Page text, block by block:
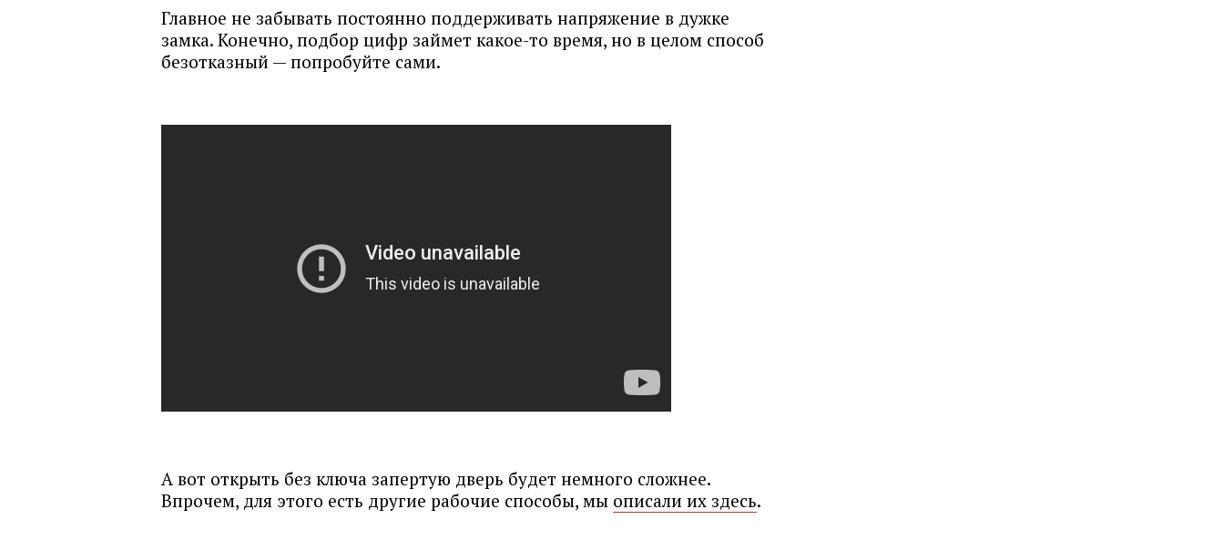
Главное не забывать постоянно поддерживать напряжение в дужке
замка. Конечно, подбор цифр займет какое-то время, но в целом способ
безотказный — попробуйте сами.
А вот открыть без ключа запертую дверь будет немного сложнее.
Впрочем, для этого есть другие рабочие способы, мы описали их здесь.